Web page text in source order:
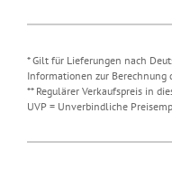
* Gilt für Lieferungen nach
Informationen zur Berechnung
** Regulärer Verkaufspreis in
UVP = Unverbindliche